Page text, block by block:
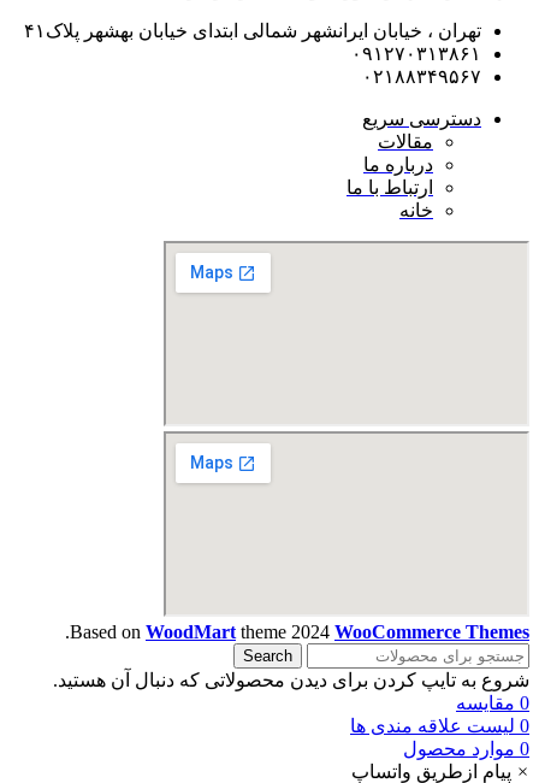
تهران ، خیابان ایرانشهر شمالی ابتدای خیابان بهشهر پلاک۴۱
۰۹۱۲۷۰۳۱۳۸۶۱
۰۲۱۸۸۳۴۹۵۶۷
دسترسی سریع
مقالات
درباره ما
ارتباط با ما
خانه
Based on WoodMart theme 2024 WooCommerce Themes
.
Search
شروع به تایپ کردن برای دیدن محصولاتی که دنبال آن هستید.
0 مقایسه
0 لیست علاقه مندی ها
0 موارد محصول
× پیام ازطریق واتساپ